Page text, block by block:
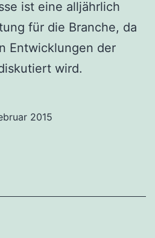
ist eine alljährlich
für die Branche, da
Entwicklungen der
wird.
2015